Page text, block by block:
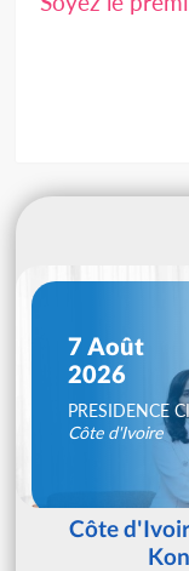
7 Août
2026
PRESIDENCE CI
Côte d'Ivoire
Côte